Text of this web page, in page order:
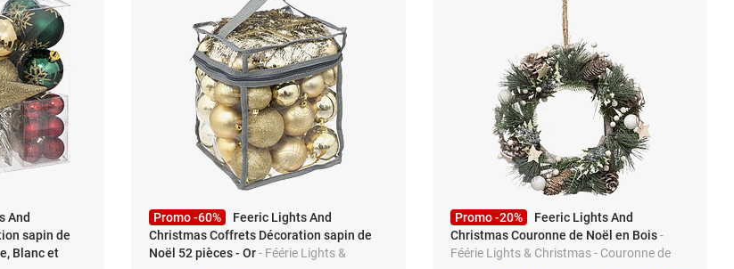
And
sapin de
Blanc et
Promo -60%
Feeric Lights And
Christmas Coffrets Décoration sapin de
Noël 52 pièces - Or- Féérie Lights &
Promo -20%
Feeric Lights And
Christmas Couronne de Noël en Bois-
Féérie Lights & Christmas - Couronne de